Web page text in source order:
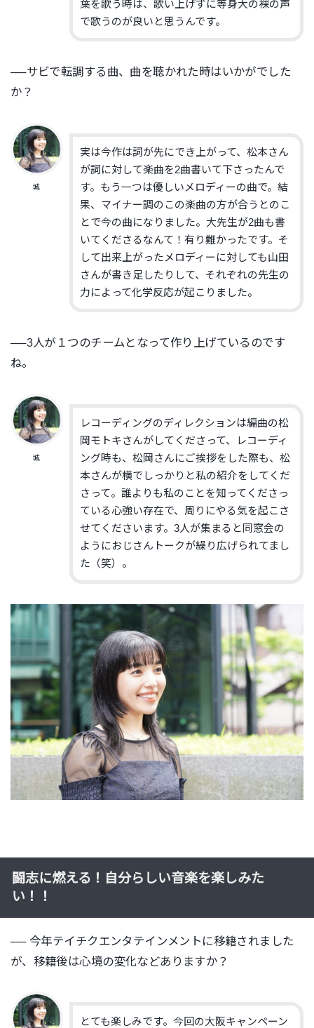
葉を歌う時は、歌い上げずに等身大の裸の声
で歌うのが良いと思うんです。
──サビで転調する曲、曲を聴かれた時はいかがでした
か？
城
実は今作は詞が先にでき上がって、松本さん
が詞に対して楽曲を2曲書いて下さったんで
す。もう一つは優しいメロディーの曲で。結
果、マイナー調のこの楽曲の方が合うとのこ
とで今の曲になりました。大先生が2曲も書
いてくださるなんて！有り難かったです。そ
して出来上がったメロディーに対しても山田
さんが書き足したりして、それぞれの先生の
力によって化学反応が起こりました。
──3人が１つのチームとなって作り上げているのです
ね。
城
レコーディングのディレクションは編曲の松
岡モトキさんがしてく ださって、レコーディ
ング時も、松岡さんにご挨拶をした際も、 松
本さんが横でしっかりと私の紹介をしてくだ
さって。 誰よりも私のことを知ってくださっ
ている心強い存在で、 周りにやる気を起こさ
せてくださいます。 3人が集まると同窓会の
ようにおじさんトークが繰り広げられてま し
た（笑）。
闘志に燃える！自分らしい音楽を楽しみた
い！！
── 今年テイチクエンタテインメントに移籍されました
が、移籍後は心境の変化などありますか？
とても楽しみです。今回の大阪キャンペーン